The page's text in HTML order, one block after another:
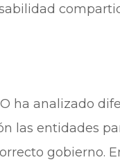
ha analizado
las entidades
gobierno.